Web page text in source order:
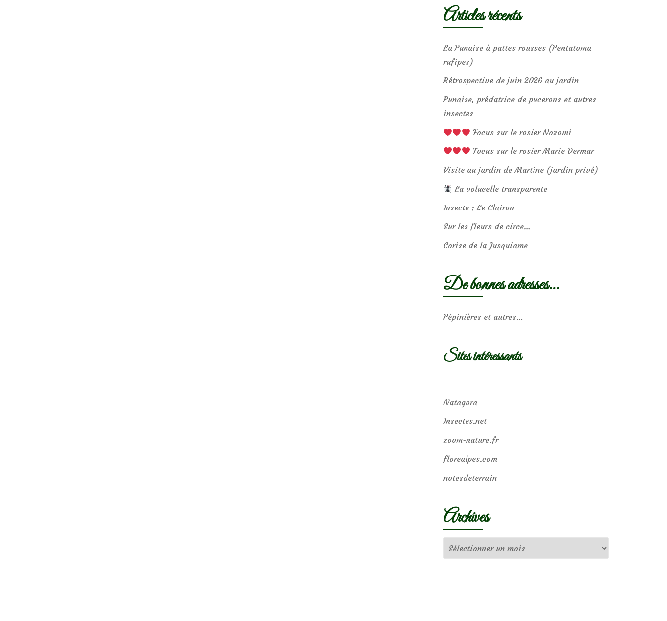
Articles récents
La Punaise à pattes rousses (Pentatoma
rufipes)
Rétrospective de juin 2026 au jardin
Punaise, prédatrice de pucerons et autres
insectes
Focus sur le rosier Nozomi
Focus sur le rosier Marie Dermar
Visite au jardin de Martine (jardin privé)
La volucelle transparente
Insecte : Le Clairon
Sur les fleurs de circe…
Corise de la Jusquiame
De bonnes adresses…
Pépinières et autres…
Sites intéressants
Natagora
Insectes.net
zoom-nature.fr
florealpes.com
notesdeterrain
Archives
Archives